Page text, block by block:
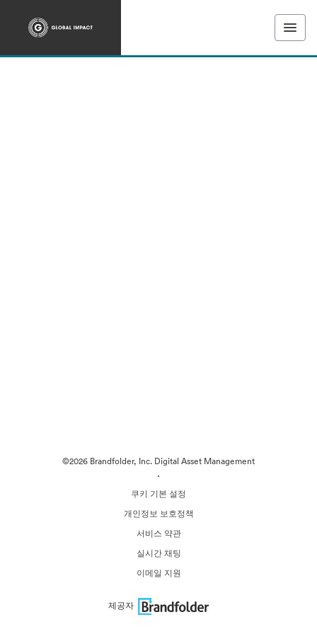
©2026 Brandfolder, Inc. Digital Asset Management
·
쿠키 기본 설정
개인정보 보호정책
서비스 약관
실시간 채팅
이메일 지원
제공자